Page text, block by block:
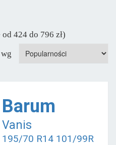
424 do 796 zł)
Barum
Vanis
195/70 R14 101/99R